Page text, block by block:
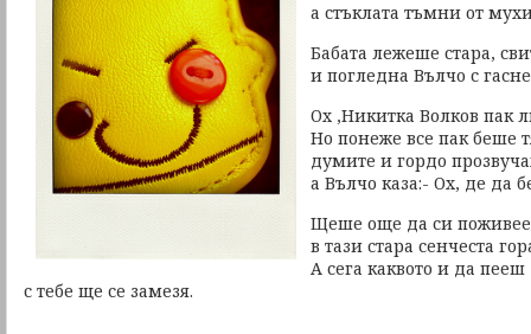
а стъклата тъмни от
Бабата лежеше стара,
и погледна Вълчо с
Ох ,Никитка Волков пак
Но понеже все пак беше
думите и гордо
а Вълчо каза:- Ох, де да
Щеше още да си
в тази стара сенчеста
А сега каквото и да пееш
с тебе ще се замезя.